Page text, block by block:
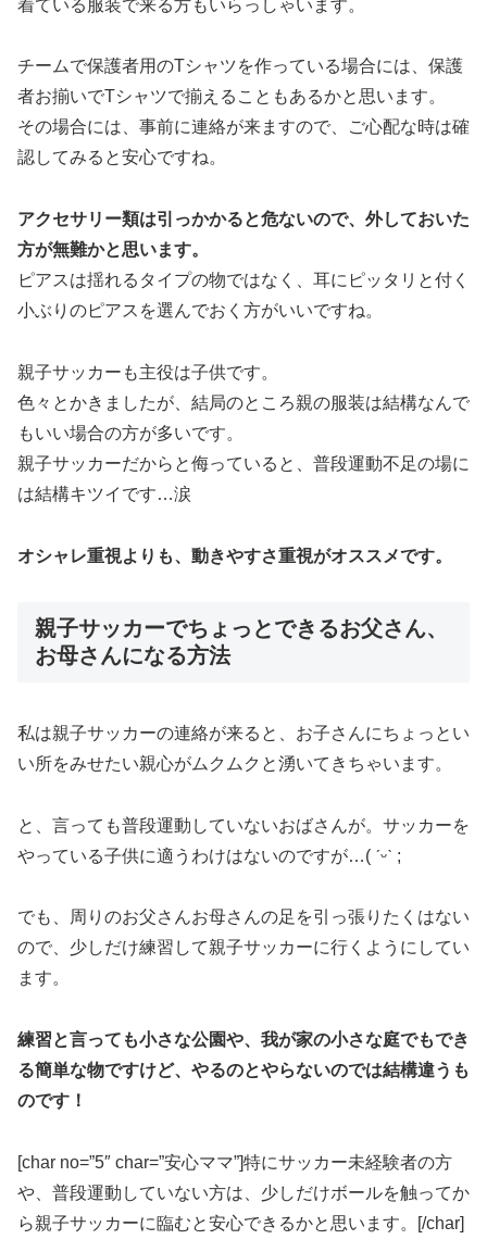
着ている服装で来る方もいらっしゃいます。
チームで保護者用のTシャツを作っている場合には、保護
者お揃いでTシャツで揃えることもあるかと思います。
その場合には、事前に連絡が来ますので、ご心配な時は確
認してみると安心ですね。
アクセサリー類は引っかかると危ないので、外しておいた
方が無難かと思います。
ピアスは揺れるタイプの物ではなく、耳にピッタリと付く
小ぶりのピアスを選んでおく方がいいですね。
親子サッカーも主役は子供です。
色々とかきましたが、結局のところ親の服装は結構なんで
もいい場合の方が多いです。
親子サッカーだからと侮っていると、普段運動不足の場に
は結構キツイです…涙
オシャレ重視よりも、動きやすさ重視がオススメです。
親子サッカーでちょっとできるお父さん、
お母さんになる方法
私は親子サッカーの連絡が来ると、お子さんにちょっとい
い所をみせたい親心がムクムクと湧いてきちゃいます。
と、言っても普段運動していないおばさんが。サッカーを
やっている子供に適うわけはないのですが…( ˊᵕˋ ;
でも、周りのお父さんお母さんの足を引っ張りたくはない
ので、少しだけ練習して親子サッカーに行くようにしてい
ます。
練習と言っても小さな公園や、我が家の小さな庭でもでき
る簡単な物ですけど、やるのとやらないのでは結構違うも
のです！
[char no=”5″ char=”安心ママ”]特にサッカー未経験者の方
や、普段運動していない方は、少しだけボールを触ってか
ら親子サッカーに臨むと安心できるかと思います。[/char]